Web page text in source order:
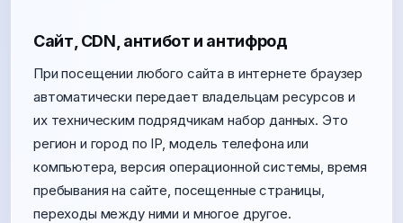
Сайт, CDN, антибот и антифрод
При посещении любого сайта в интернете браузер
автоматически передает владельцам ресурсов и
их техническим подрядчикам набор данных. Это
регион и город по IP, модель телефона или
компьютера, версия операционной системы, время
пребывания на сайте, посещенные страницы,
переходы между ними и многое другое.